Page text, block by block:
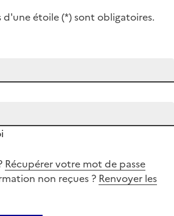
d'une étoile (*) sont obligatoires.
Récupérer votre mot de passe
non reçues ? Renvoyer les